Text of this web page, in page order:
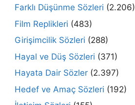
Farklı Düşünme Sözleri (2.206)
Film Replikleri (483)
Girişimcilik Sözleri (288)
Hayal ve Düş Sözleri (371)
Hayata Dair Sözler (2.397)
Hedef ve Amaç Sözleri (192)